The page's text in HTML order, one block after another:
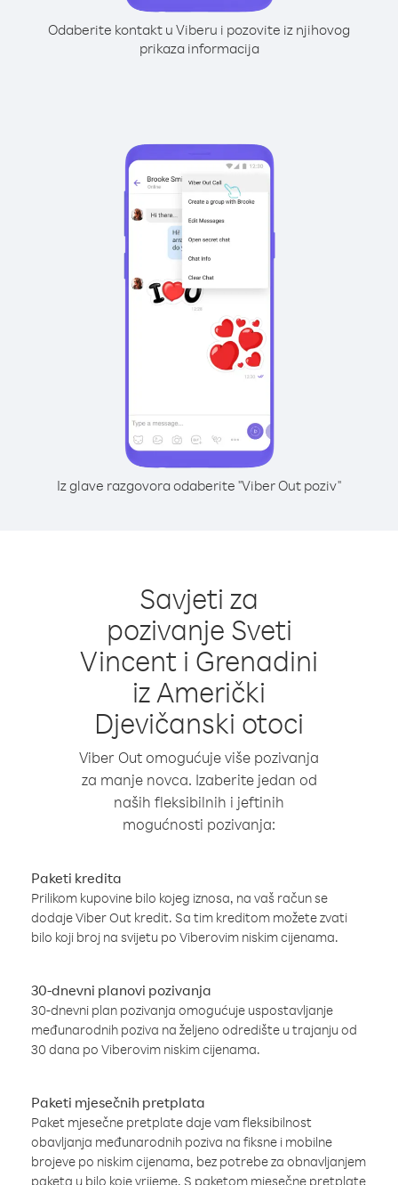
Odaberite kontakt u Viberu i pozovite iz njihovog
prikaza informacija
Iz glave razgovora odaberite "Viber Out poziv"
Savjeti za
pozivanje Sveti
Vincent i Grenadini
iz Američki
Djevičanski otoci
Viber Out omogućuje više pozivanja
za manje novca. Izaberite jedan od
naših fleksibilnih i jeftinih
mogućnosti pozivanja:
Paketi kredita
Prilikom kupovine bilo kojeg iznosa, na vaš račun se
dodaje Viber Out kredit. Sa tim kreditom možete zvati
bilo koji broj na svijetu po Viberovim niskim cijenama.
30-dnevni planovi pozivanja
30-dnevni plan pozivanja omogućuje uspostavljanje
međunarodnih poziva na željeno odredište u trajanju od
30 dana po Viberovim niskim cijenama.
Paketi mjesečnih pretplata
Paket mjesečne pretplate daje vam fleksibilnost
obavljanja međunarodnih poziva na fiksne i mobilne
brojeve po niskim cijenama, bez potrebe za obnavljanjem
paketa u bilo koje vrijeme. S paketom mjesečne pretplate